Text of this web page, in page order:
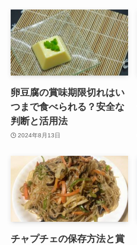
卵豆腐の賞味期限切れはい
つまで食べられる？安全な
判断と活用法
2024年8月13日
チャプチェの保存方法と賞